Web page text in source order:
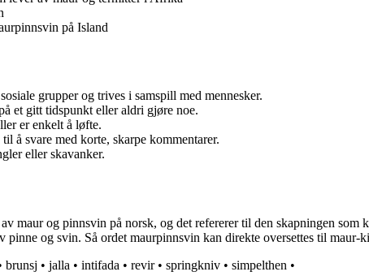
på Island
grupper og trives i samspill med mennesker.
et gitt tidspunkt eller aldri gjøre noe.
er enkelt å løfte.
å svare med korte, skarpe kommentarer.
eller skavanker.
maur og pinnsvin på norsk, og det refererer til den skapningen
pinne og svin. Så ordet maurpinnsvin kan direkte oversettes til
brunsj • jalla • intifada • revir• springkniv • simpelthen •